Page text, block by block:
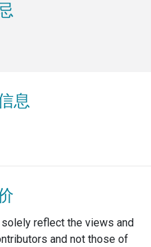
息
reflect the views and
and not those of